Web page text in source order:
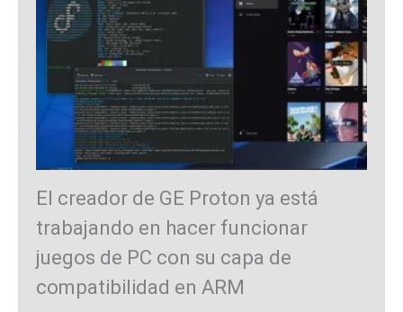
El creador de GE Proton ya está
trabajando en hacer funcionar
juegos de PC con su capa de
compatibilidad en ARM